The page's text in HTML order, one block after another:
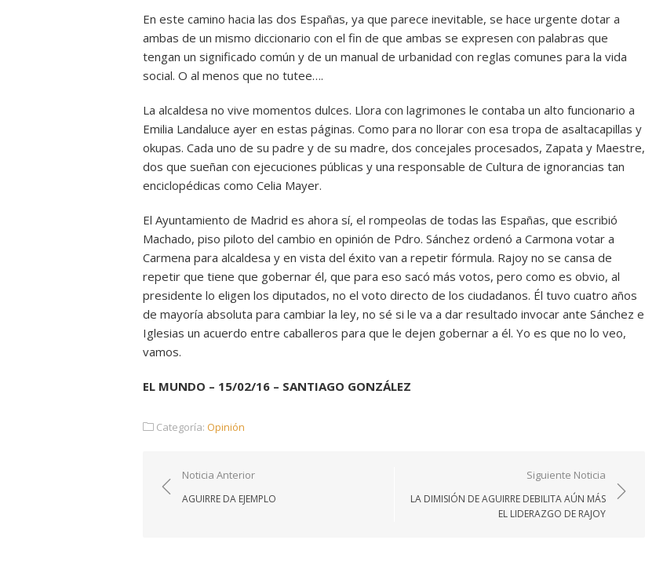
En este camino hacia las dos Españas, ya que parece inevitable, se hace urgente dotar a
ambas de un mismo diccionario con el fin de que ambas se expresen con palabras que
tengan un significado común y de un manual de urbanidad con reglas comunes para la vida
social. O al menos que no tutee….
La alcaldesa no vive momentos dulces. Llora con lagrimones le contaba un alto funcionario a
Emilia Landaluce ayer en estas páginas. Como para no llorar con esa tropa de asaltacapillas y
okupas. Cada uno de su padre y de su madre, dos concejales procesados, Zapata y Maestre,
dos que sueñan con ejecuciones públicas y una responsable de Cultura de ignorancias tan
enciclopédicas como Celia Mayer.
El Ayuntamiento de Madrid es ahora sí, el rompeolas de todas las Españas, que escribió
Machado, piso piloto del cambio en opinión de Pdro. Sánchez ordenó a Carmona votar a
Carmena para alcaldesa y en vista del éxito van a repetir fórmula. Rajoy no se cansa de
repetir que tiene que gobernar él, que para eso sacó más votos, pero como es obvio, al
presidente lo eligen los diputados, no el voto directo de los ciudadanos. Él tuvo cuatro años
de mayoría absoluta para cambiar la ley, no sé si le va a dar resultado invocar ante Sánchez e
Iglesias un acuerdo entre caballeros para que le dejen gobernar a él. Yo es que no lo veo,
vamos.
EL MUNDO – 15/02/16 – SANTIAGO GONZÁLEZ
Categoría: Opinión
Navegación
de
Noticia Anterior
AGUIRRE DA EJEMPLO
Siguiente Noticia
LA DIMISIÓN DE AGUIRRE DEBILITA AÚN MÁS
EL LIDERAZGO DE RAJOY